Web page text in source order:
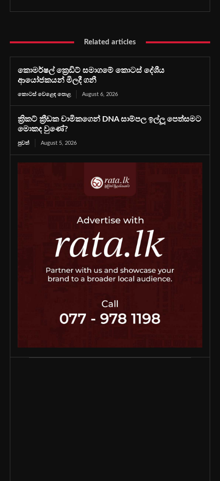
Related articles
කොමර්ෂල් ක්‍රෙඩිට් සමාගමේ කොටස් දේශීය
ආයෝජකයන් මිලදී ගනී
කොටස් වෙළෙඳ පොළ August 6, 2026
ක්‍රිකට් ක්‍රීඩක චාමිකගෙන් DNA සාම්පල ඉල්ලූ පෙත්සමට
මොකද වුණේ?
පුවත් August 5, 2026